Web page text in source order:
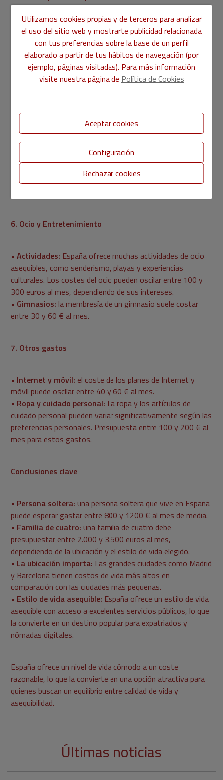
pública, gratuita o de bajo coste para los residentes. Una
parte de los impuestos se destina a la atención sanitaria,
por lo que normalmente no hay ningún gasto mensual
• Atención sanitaria privada:para quienes prefieren la
atención sanitaria privada, las primas del seguro pueden
oscilar entre 150 y 250 € al mes.
5. Educación
• Escuelas públicas:la educación en las escuelas públicas
es gratuita para los residentes.
• Escuelas privadas:para quienes optan por la educación
privada, las tarifas pueden oscilar entre 600 y 1.000 € al
6. Ocio y Entretenimiento
• Actividades: España ofrece muchas actividades de ocio
asequibles, como senderismo, playas y experiencias
culturales. Los costes del ocio pueden oscilar entre 100 y
300 euros al mes, dependiendo de sus intereses.
• Gimnasios: la membresía de un gimnasio suele costar
entre 30 y 60 € al mes.
7. Otros gastos
• Internet y móvil: el coste de los planes de Internet y
móvil puede oscilar entre 40 y 60 € al mes.
• Ropa y cuidado personal: La ropa y los artículos de
cuidado personal pueden variar significativamente según las
preferencias personales. Presupuesta entre 100 y 200 € al
mes para estos gastos.
Conclusiones clave
• Persona soltera: una persona soltera que vive en España
puede esperar gastar entre 800 y 1200 € al mes de media.
• Familia de cuatro: una familia de cuatro debe
presupuestar entre 2.000 y 3.500 euros al mes,
dependiendo de la ubicación y el estilo de vida elegido.
• La ubicación importa: Las grandes ciudades como Madrid
y Barcelona tienen costos de vida más altos en
comparación con las ciudades más pequeñas.
• Estilo de vida asequible: España ofrece un estilo de vida
asequible con acceso a excelentes servicios públicos, lo que
la convierte en un destino popular para expatriados y
nómadas digitales.
España ofrece un nivel de vida cómodo a un coste
razonable, lo que la convierte en una opción atractiva para
quienes buscan un equilibrio entre calidad de vida y
asequibilidad.
Últimas noticias
Utilizamos cookies propias y de terceros para analizar
el uso del sitio web y mostrarte publicidad relacionada
con tus preferencias sobre la base de un perfil
elaborado a partir de tus hábitos de navegación (por
ejemplo, páginas visitadas). Para más información
visite nuestra página de Política de Cookies
Aceptar cookies
Configuración
Rechazar cookies